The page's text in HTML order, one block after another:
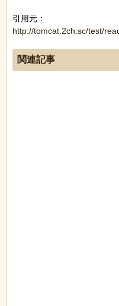
引用元：
http://tomcat.2ch.sc/test/
関連記事